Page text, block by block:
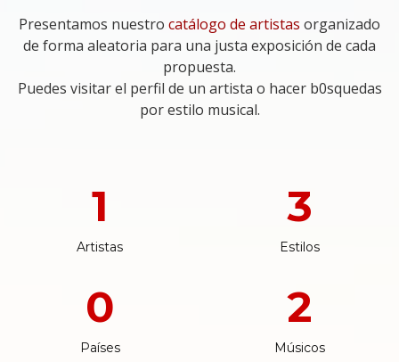
Presentamos nuestro catálogo de artistas organizado
de forma aleatoria para una justa exposición de cada
propuesta.
Puedes visitar el perfil de un artista o hacer b0squedas
por estilo musical.
1
Artistas
3
Estilos
0
Países
2
Músicos